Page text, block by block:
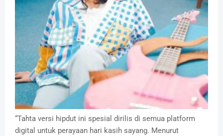
“Tahta versi hipdut ini spesial dirilis di semua platform
digital untuk perayaan hari kasih sayang. Menurut